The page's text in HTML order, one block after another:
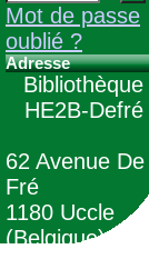
Mot de passe
oublié ?
Adresse
Bibliothèque
HE2B-Defré
62 Avenue De
Fré
1180 Uccle
(Belgique)